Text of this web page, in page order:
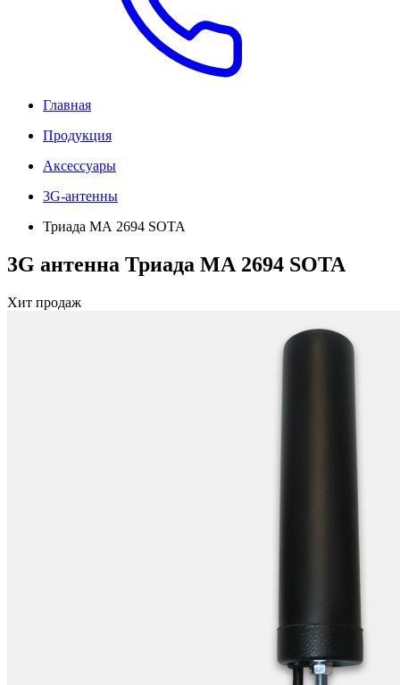
Главная
Продукция
Аксессуары
3G-антенны
Триада МА 2694 SOTA
3G антенна Триада МА 2694 SOTA
Хит продаж